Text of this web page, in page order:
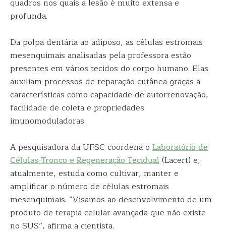
quadros nos quais a lesão é muito extensa e
profunda.
Da polpa dentária ao adiposo, as células estromais
mesenquimais analisadas pela professora estão
presentes em vários tecidos do corpo humano. Elas
auxiliam processos de reparação cutânea graças a
características como capacidade de autorrenovação,
facilidade de coleta e propriedades
imunomoduladoras.
A pesquisadora da UFSC coordena o Laboratório de
Células-Tronco e Regeneração Tecidual(Lacert) e,
atualmente, estuda como cultivar, manter e
amplificar o número de células estromais
mesenquimais. “Visamos ao desenvolvimento de um
produto de terapia celular avançada que não existe
no SUS”, afirma a cientista.